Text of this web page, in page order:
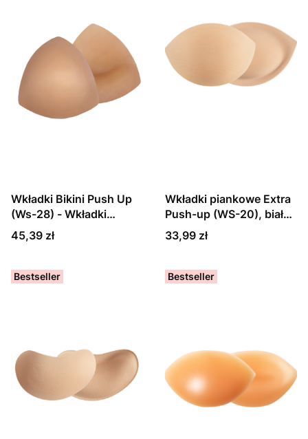
Wkładki Bikini Push Up
(Ws-28) - Wkładki
piankowe obustronne
klejone
Cena
45,39 zł
Wkładki piankowe Extra
Push-up (WS-20), biały,
czarny lub beżowy
Cena
33,99 zł
Bestseller Bestseller